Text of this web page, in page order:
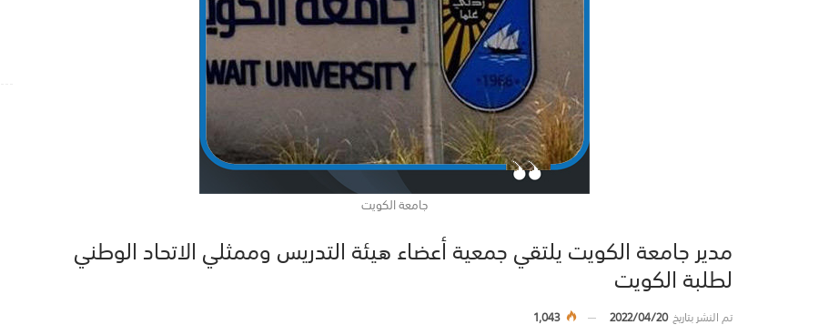
جامعة الكويت
مدير جامعة الكويت يلتقي جمعية أعضاء هيئة التدريس وممثلي الاتحاد الوطني
لطلبة الكويت
تم النشر بتاريخ2022/04/20
1,043